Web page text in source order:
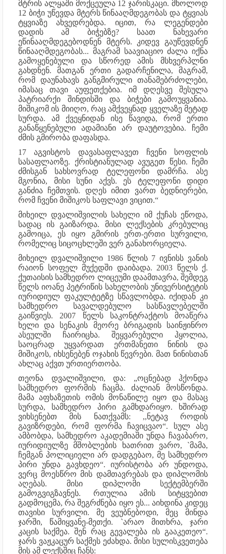
მტრის ალყაში მოქცეულა 12 ჯარისკაცი. მხოლოდ
12 ბიჭი უწევდა მტერს წინააღმდეგობას და ტყვიას
ტყვიაზე ახვედრებდა. იცით, რა ლეგენდები
დადის ამ ბიჭებზე? საათ ნახევარი
ეწინააღმდეგებოდნენ მტერს. კიდევ გაუწევდნენ
წინააღმდეგობას... მაგრამ საავიაციო ძალა იქნა
გამოყენებული და სწორედ ამის მსხვერპლნი
გახდნენ. მათგან ერთი გადარჩენილა, მაგრამ,
რომ დაუნახავს განგმირული თანამებრძოლები,
იმასაც თავი აუფეთქებია. იმ დღესვე შესულა
პატრიარქი შინდისში და ბიჭები გამოუყვანია.
მიშიკომ ის მიიღო, რაც ამქვეყნად ყველაზე მეტად
სურდა. ამ ქვეყნიდან ისე წავიდა, რომ ერთი
განაწყენებული ადამიანი არ დაუტოვებია. ჩემი
ძმის გმირობა დაფასდა.
17 აგვისტოს დავასაფლავეთ ჩვენი სოფლის
სასაფლაოზე. ქრისტიანულად ავუგეთ წესი. ჩემი
ძმისგან სახსოვრად ტელეფონი დამრჩა. ასე
მგონია, მისი სუნი აქვს. ეს ტელეფონი დიდი
განძია ჩემთვის. დღეს იმით ვართ ბედნიერები,
რომ ჩვენი მიშიკოს საფლავი ვიცით.“
მიხეილ დვალიშვილის სახელი იმ ქუჩას ეწოდა,
სადაც ის გაიზარდა. მისი ლექსების კრებულიც
გამოიცა, ეს იყო გმირის ერთ-ერთი სურვილი,
რომელიც სიცოცხლეში ვერ განახორციელა.
მიხეილ დვალიშვილი 1986 წლის 7 ივნისს ვანის
რაიონ სოფელ მუქედში დაიბადა. 2003 წელს ქ.
ქუთაისის სამხედრო ლიცეუმი დაამთავრა, შემდეგ
წელს იოანე პეტრიწის სახელობის უნივერსიტეტის
იურიდიულ ფაკულტეტზე სწავლობდა. იქიდან კი
სამხედრო სავალდებულო სასწავლებელში
გაიწვიეს. 2007 წელს საკონტრაქტოს მოაწერა
ხელი და სენაკის მეორე ბრიგადის საინჟინრო
ასეულში ჩაირიცხა. შეყვარებული ჰყოლია,
საოცრად უყვარდათ ერთმანეთი ნინის და
მიშიკოს, იხსენებენ ოჯახის წევრები. მათ ნინისთან
ახლაც აქვთ ურთიერთობა.
თეონა დვალიშვილი, და: „ოცნებად ჰქონდა
სამხედრო ფორმის ჩაცმა. ძალიან მოსწონდა.
მამა აფხაზეთის ომის მონაწილე იყო და მასაც
სურდა, სამხედრო პირი გამხდარიყო. ხშირად
ვიხსენებთ მის ნათქვამს: ,,ნეტავ როდის
გავიზრდები, რომ ფორმა ჩავიცვაო“. სულ ასე
ამბობდა, სამხედრო აკადემიაში უნდა ჩავაბარო,
იურიდიულზე მშობლების ხათრით ვარო, `მამა,
ჩემგან პოლიციელი არ დადგებაო, მე სამხედრო
პირი უნდა გავხდეო“. იურისტობა არ უნდოდა,
ვერც მოესწრო მის დამთავრებას და დიპლომის
აღებას. მისი დიპლომი სექტემბერში
გამოგვიგზავნეს. რთულია ამის სიტყვებით
გადმოცემა, რა შეგრძნება იყო ეს... აიხდინა კიდეც
თავისი სურვილი. მე ვეუბნებოდი, მეც მინდა
ჯარში, წამიყვანე-მეთქი. `არაო მითხრა, ჯარი
კაცის საქმეა. შენ რაც გევალება ის გააკეთეო“.
ჯარს ვაჟკაცურ საქმეს ეძახდა. მისი სულისკვეთება
მის ამ ლექსშიც ჩანს: